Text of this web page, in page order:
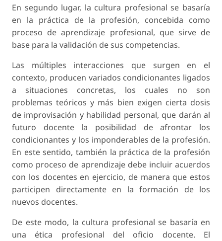
En segundo lugar, la cultura profesional se basaría
en la práctica de la profesión, concebida como
proceso de aprendizaje profesional, que sirve de
base para la validación de sus competencias.
Las múltiples interacciones que surgen en el
contexto, producen variados condicionantes ligados
a situaciones concretas, los cuales no son
problemas teóricos y más bien exigen cierta dosis
de improvisación y habilidad personal, que darán al
futuro docente la posibilidad de afrontar los
condicionantes y los imponderables de la profesión.
En este sentido, también la práctica de la profesión
como proceso de aprendizaje debe incluir acuerdos
con los docentes en ejercicio, de manera que estos
participen directamente en la formación de los
nuevos docentes.
De este modo, la cultura profesional se basaría en
una ética profesional del oficio docente. El